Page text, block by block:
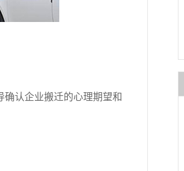
认企业搬迁的心理期望和